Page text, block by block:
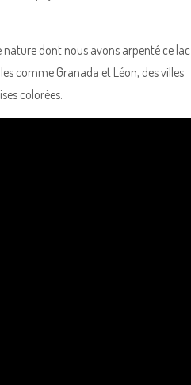
dont nous avons arpenté ce lac
comme Granada et Léon, des villes
colorées.